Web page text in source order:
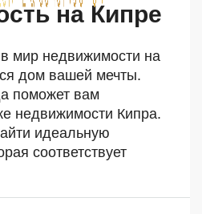
на Кипре
мир недвижимости на
дом вашей мечты.
поможет вам
недвижимости Кипра.
идеальную
соответствует